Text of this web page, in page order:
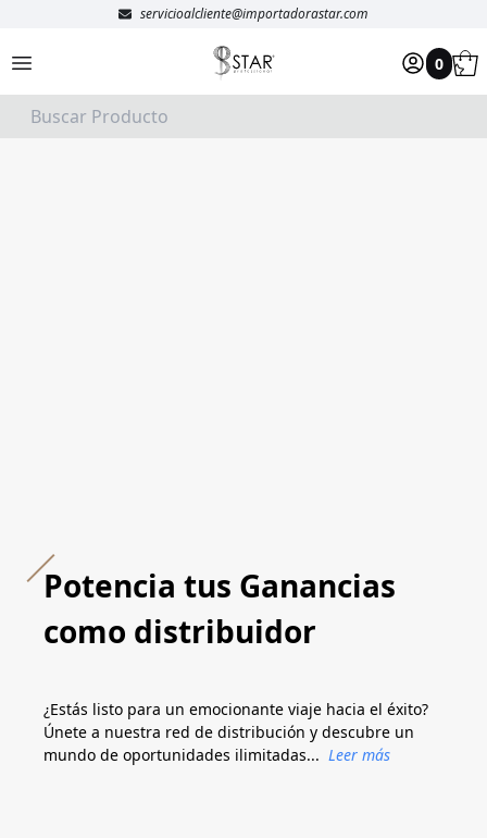
servicioalcliente@importadorastar.com
0
Potencia tus Ganancias
como distribuidor
¿Estás listo para un emocionante viaje hacia el éxito?
Únete a nuestra red de distribución y descubre un
mundo de oportunidades ilimitadas... Leer más